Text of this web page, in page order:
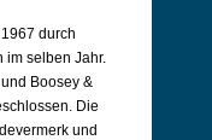
durch
im selben Jahr.
Boosey &
Die
und